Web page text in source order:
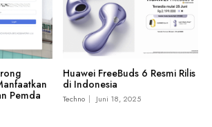
Pemda
Huawei FreeBuds 6 Resmi Rilis
di Indonesia
Techno Juni 18, 2025